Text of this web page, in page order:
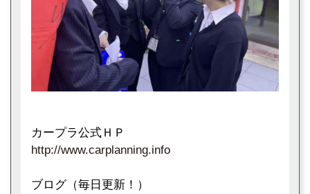
カープラ公式ＨＰ
http://www.carplanning.info
ブログ（毎日更新！）